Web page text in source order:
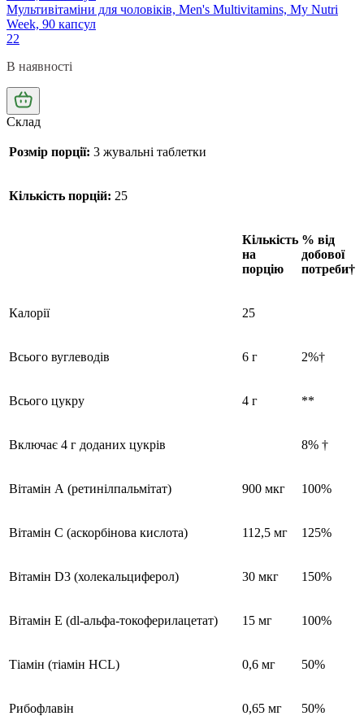
Мультивітаміни для чоловіків, Men's Multivitamins, My Nutri
Week, 90 капсул
22
В наявності
Склад
Розмір порції: 3 жувальні таблетки
Кількість порцій: 25
Кількість
на
порцію
% від
добової
потреби†
Калорії 25
Всього вуглеводів 6 г 2%†
Всього цукру 4 г **
Включає 4 г доданих цукрів 8% †
Вітамін А (ретинілпальмітат) 900 мкг 100%
Вітамін С (аскорбінова кислота) 112,5 мг 125%
Вітамін D3 (холекальциферол) 30 мкг 150%
Вітамін Е (dl-альфа-токоферилацетат) 15 мг 100%
Тіамін (тіамін HCL) 0,6 мг 50%
Рибофлавін 0,65 мг 50%